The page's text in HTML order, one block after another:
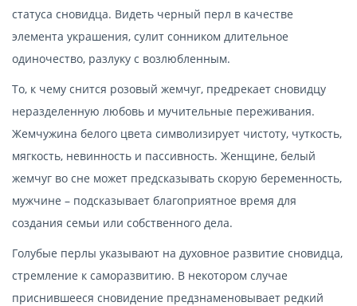
статуса сновидца. Видеть черный перл в качестве
элемента украшения, сулит сонником длительное
одиночество, разлуку с возлюбленным.
То, к чему снится розовый жемчуг, предрекает сновидцу
неразделенную любовь и мучительные переживания.
Жемчужина белого цвета символизирует чистоту, чуткость,
мягкость, невинность и пассивность. Женщине, белый
жемчуг во сне может предсказывать скорую беременность,
мужчине – подсказывает благоприятное время для
создания семьи или собственного дела.
Голубые перлы указывают на духовное развитие сновидца,
стремление к саморазвитию. В некотором случае
приснившееся сновидение предзнаменовывает редкий